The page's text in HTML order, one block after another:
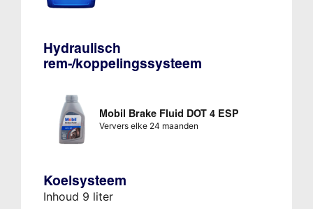
Hydraulisch
rem-/koppelingssysteem
Mobil Brake Fluid DOT 4 ESP
Ververs elke 24 maanden
Koelsysteem
Inhoud 9 liter